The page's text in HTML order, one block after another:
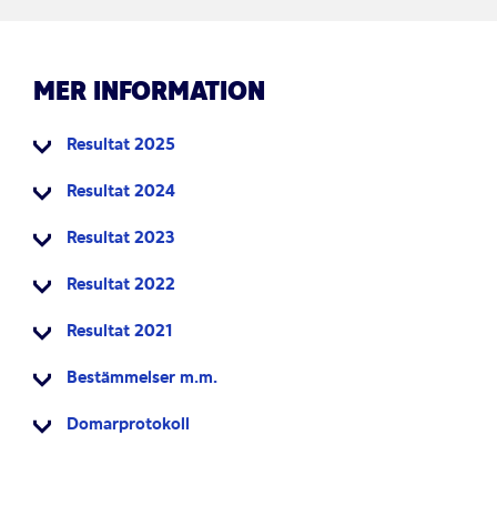
MER INFORMATION
Resultat 2025
Resultat 2024
Resultat 2023
Resultat 2022
Resultat 2021
Bestämmelser m.m.
Domarprotokoll